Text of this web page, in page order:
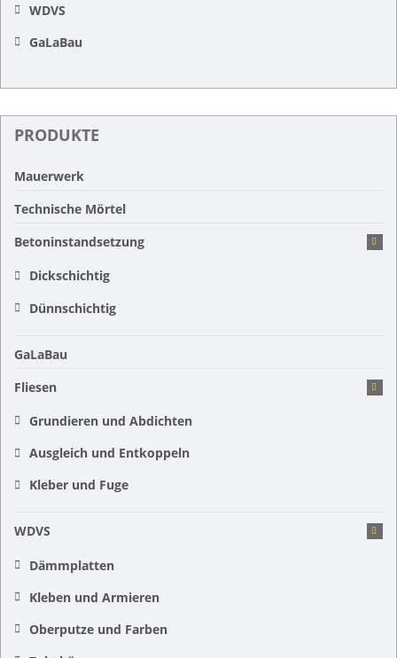
WDVS
GaLaBau
PRODUKTE
Mauerwerk
Technische Mörtel
Betoninstandsetzung
Dickschichtig
Dünnschichtig
GaLaBau
Fliesen
Grundieren und Abdichten
Ausgleich und Entkoppeln
Kleber und Fuge
WDVS
Dämmplatten
Kleben und Armieren
Oberputze und Farben